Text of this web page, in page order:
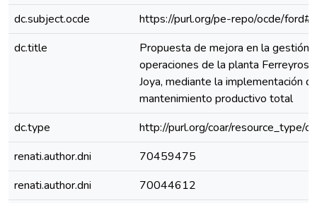
dc.subject.ocde
https://purl.org/pe-repo/ocde/
dc.title
Propuesta de mejora en la gestión
operaciones de la planta Ferreyros
Joya, mediante la implementación
mantenimiento productivo total
dc.type
http://purl.org/coar/resource_type/
renati.author.dni
70459475
renati.author.dni
70044612